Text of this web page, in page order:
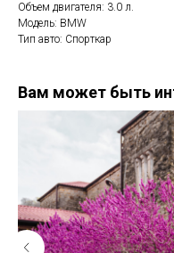
Объем двигателя: 3.0 л.
Модель: BMW
Тип авто: Спорткар
Вам может быть